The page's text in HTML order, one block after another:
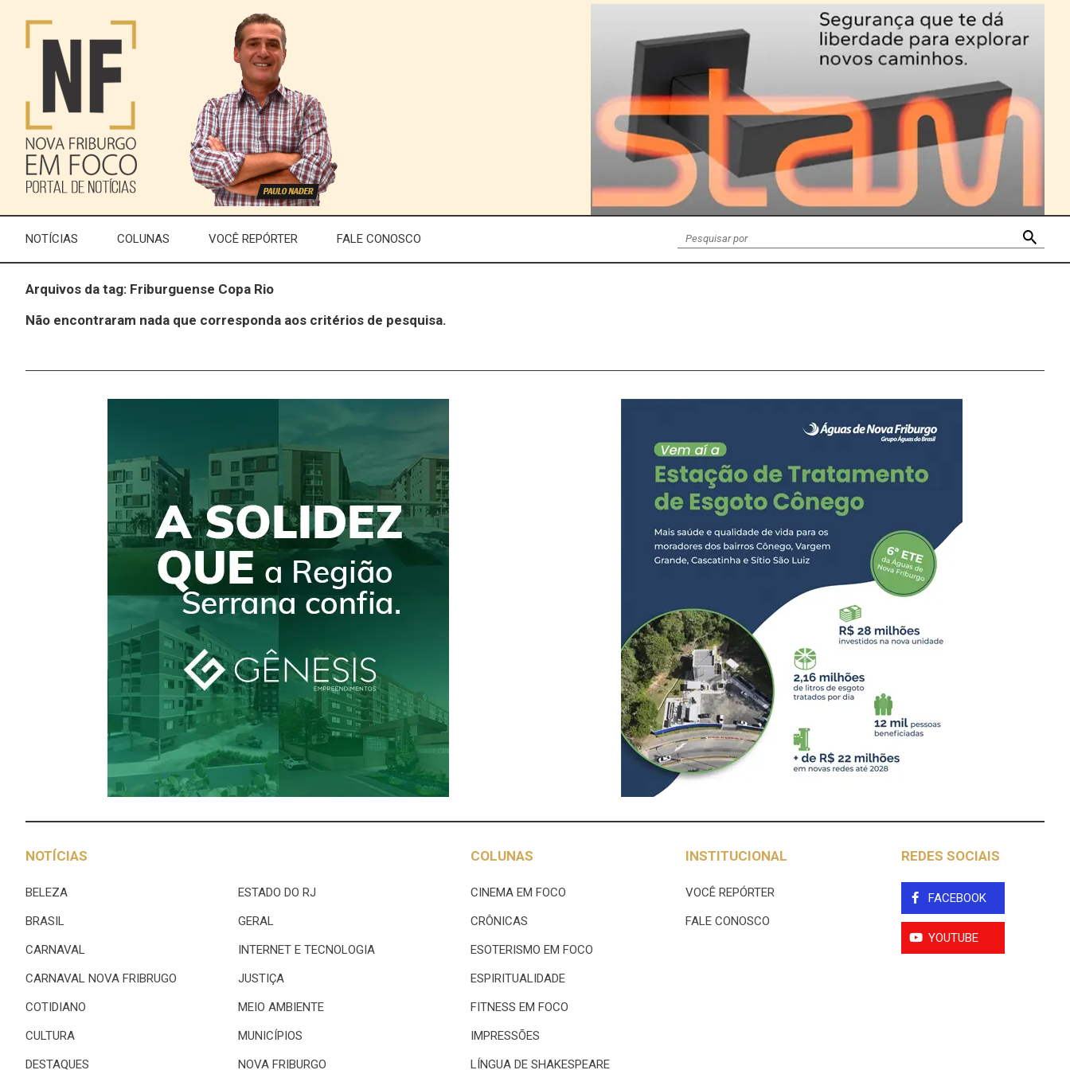
NOTÍCIAS COLUNAS VOCÊ REPÓRTER FALE CONOSCO
Arquivos da tag: Friburguense Copa Rio
Não encontraram nada que corresponda aos critérios de pesquisa.
NOTÍCIAS
BELEZA
BRASIL
CARNAVAL
CARNAVAL NOVA FRIBRUGO
COTIDIANO
CULTURA
DESTAQUES
ESTADO DO RJ
GERAL
INTERNET E TECNOLOGIA
JUSTIÇA
MEIO AMBIENTE
MUNICÍPIOS
NOVA FRIBURGO
COLUNAS
CINEMA EM FOCO
CRÔNICAS
ESOTERISMO EM FOCO
ESPIRITUALIDADE
FITNESS EM FOCO
IMPRESSÕES
LÍNGUA DE SHAKESPEARE
INSTITUCIONAL
VOCÊ REPÓRTER
FALE CONOSCO
REDES SOCIAIS
FACEBOOK
YOUTUBE